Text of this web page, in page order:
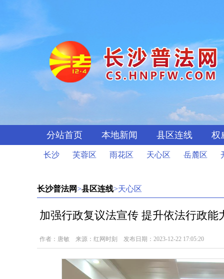
分站首页 本地新闻 县区连线 权
长沙 芙蓉区 雨花区 天心区 岳麓区
长沙普法网>县区连线>天心区
加强行政复议法宣传 提升依法行政能
作者：唐敏 来源：红网时刻 发布日期：2023-12-22 17:05:20